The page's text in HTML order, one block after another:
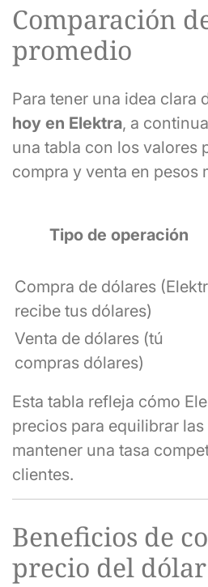
Comparación
promedio
Para tener una idea clara
hoy en Elektra, a
una tabla con los valores
compra y venta en pesos
Tipo de operación
Compra de dólares
recibe tus dólares)
Venta de dólares (tú
compras dólares)
Esta tabla refleja cómo
precios para equilibrar
mantener una tasa
clientes.
Beneficios de
precio del